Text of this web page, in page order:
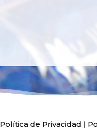
Política de Privacidad |